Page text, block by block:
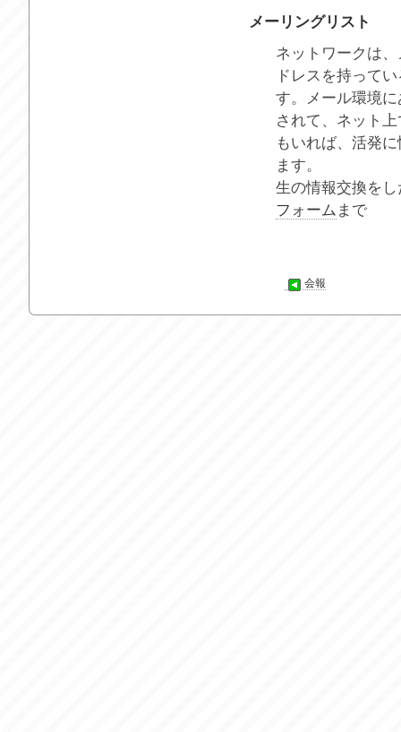
メーリングリスト
ネットワークは
ドレスを持って
す。メール環境
されて、ネット
もいれば、活発
ます。
生の情報交換を
フォーム まで
会報